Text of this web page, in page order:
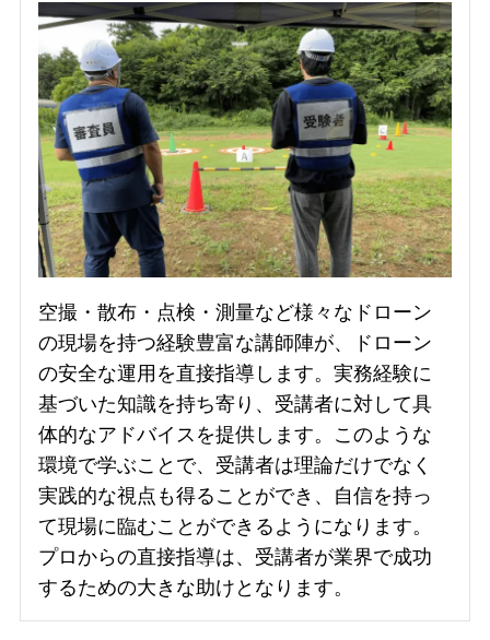
空撮・散布・点検・測量など様々なドローン
の現場を持つ経験豊富な講師陣が、ドローン
の安全な運用を直接指導します。実務経験に
基づいた知識を持ち寄り、受講者に対して具
体的なアドバイスを提供します。このような
環境で学ぶことで、受講者は理論だけでなく
実践的な視点も得ることができ、自信を持っ
て現場に臨むことができるようになります。
プロからの直接指導は、受講者が業界で成功
するための大きな助けとなります。